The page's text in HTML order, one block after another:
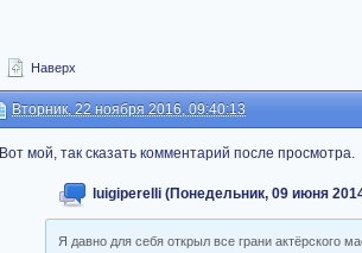
Наверх
Вторник, 22 ноября 2016, 09:40:13
Вот мой, так сказать комментарий после просмотра.
luigiperelli (Понедельник, 09 июня
Я давно для себя открыл все грани актёрского